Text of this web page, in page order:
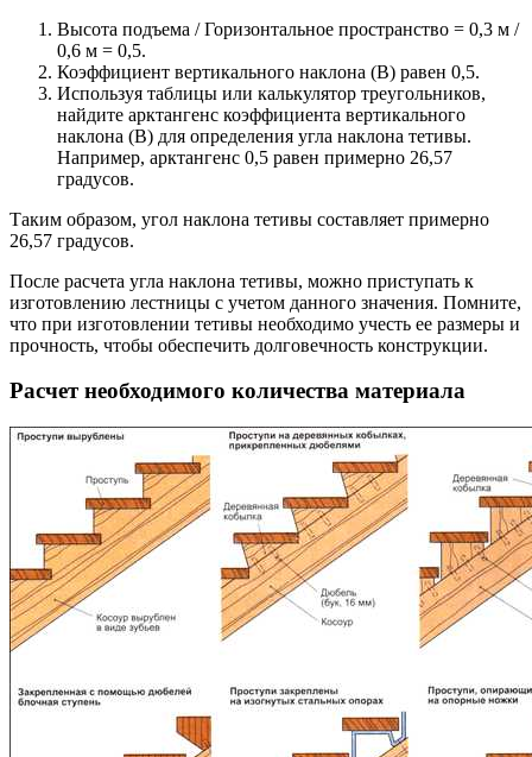
Высота подъема / Горизонтальное пространство = 0,3 м /
0,6 м = 0,5.
Коэффициент вертикального наклона (В) равен 0,5.
Используя таблицы или калькулятор треугольников,
найдите арктангенс коэффициента вертикального
наклона (В) для определения угла наклона тетивы.
Например, арктангенс 0,5 равен примерно 26,57
градусов.
Таким образом, угол наклона тетивы составляет примерно
26,57 градусов.
После расчета угла наклона тетивы, можно приступать к
изготовлению лестницы с учетом данного значения. Помните,
что при изготовлении тетивы необходимо учесть ее размеры и
прочность, чтобы обеспечить долговечность конструкции.
Расчет необходимого количества материала